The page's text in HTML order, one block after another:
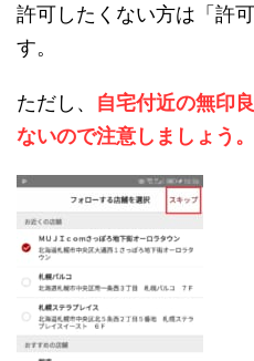
許可したくない方は「許
す。
ただし、 自宅付近の無印
ないので注意しましょう。